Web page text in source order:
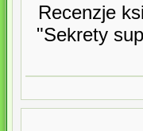
Recenzje
"Sekrety